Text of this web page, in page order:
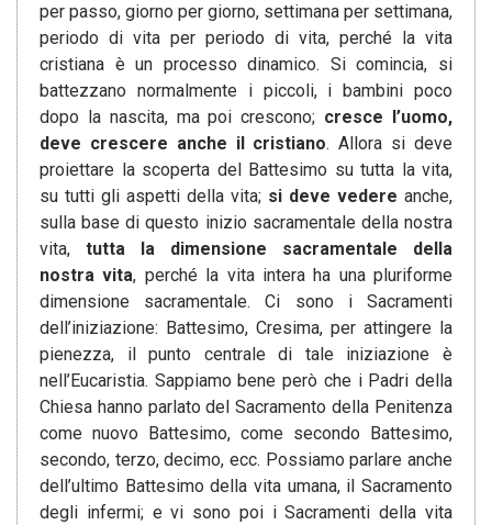
per passo, giorno per giorno, settimana per settimana,
periodo di vita per periodo di vita, perché la vita
cristiana è un processo dinamico. Si comincia, si
battezzano normalmente i piccoli, i bambini poco
dopo la nascita, ma poi crescono; cresce l’uomo,
deve crescere anche il cristiano. Allora si deve
proiettare la scoperta del Battesimo su tutta la vita,
su tutti gli aspetti della vita; si deve vedere anche,
sulla base di questo inizio sacramentale della nostra
vita, tutta la dimensione sacramentale della
nostra vita, perché la vita intera ha una pluriforme
dimensione sacramentale. Ci sono i Sacramenti
dell’iniziazione: Battesimo, Cresima, per attingere la
pienezza, il punto centrale di tale iniziazione è
nell’Eucaristia. Sappiamo bene però che i Padri della
Chiesa hanno parlato del Sacramento della Penitenza
come nuovo Battesimo, come secondo Battesimo,
secondo, terzo, decimo, ecc. Possiamo parlare anche
dell’ultimo Battesimo della vita umana, il Sacramento
degli infermi; e vi sono poi i Sacramenti della vita